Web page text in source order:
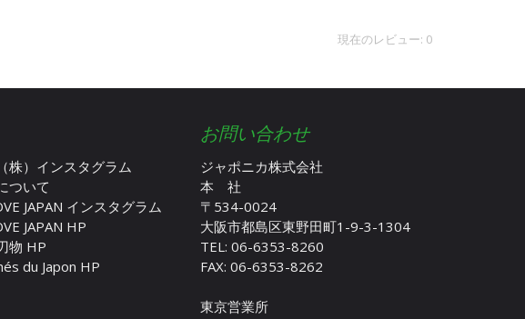
現在のレビュー: 0
株）インスタグラム
ついて
JAPAN インスタグラム
JAPAN HP
物 HP
du Japon HP
お問い合わせ
ジャポニカ株式会社
本 社
〒534-0024
大阪市都島区東野田町1-9-3-1304
TEL: 06-6353-8260
FAX: 06-6353-8262
東京営業所